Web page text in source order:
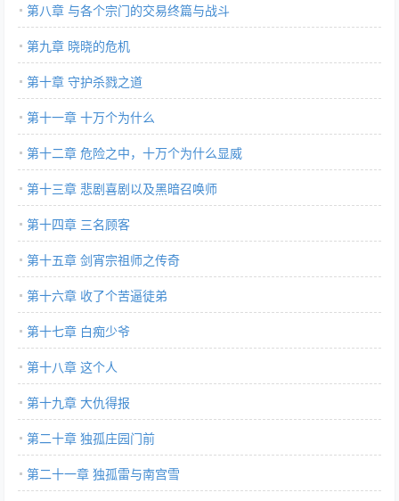
第八章 与各个宗门的交易终篇与战斗
第九章 晓晓的危机
第十章 守护杀戮之道
第十一章 十万个为什么
第十二章 危险之中，十万个为什么显威
第十三章 悲剧喜剧以及黑暗召唤师
第十四章 三名顾客
第十五章 剑宵宗祖师之传奇
第十六章 收了个苦逼徒弟
第十七章 白痴少爷
第十八章 这个人
第十九章 大仇得报
第二十章 独孤庄园门前
第二十一章 独孤雷与南宫雪